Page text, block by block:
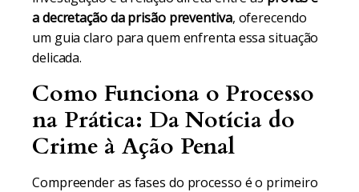
a decretação da prisão preventiva, oferecendo
um guia claro para quem enfrenta essa situação
delicada.
Como Funciona o Processo
na Prática: Da Notícia do
Crime à Ação Penal
Compreender as fases do processo é o primeiro